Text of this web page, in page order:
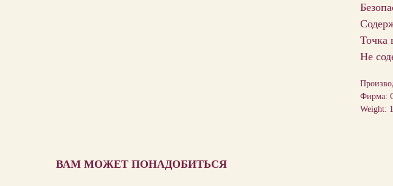
Точка
Не
Фирма:
Weight:
ВАМ МОЖЕТ ПОНАДОБИТЬСЯ